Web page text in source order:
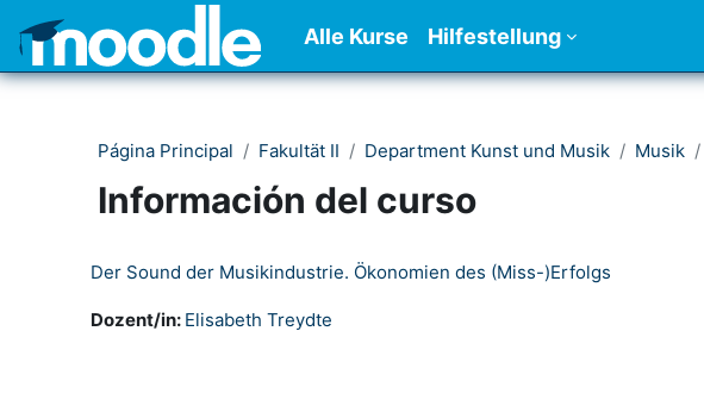
Salta al contenido principal
Alle Kurse Hilfestellung
Página Principal Fakultät II Department Kunst und Musik Musik
Información del curso
Der Sound der Musikindustrie. Ökonomien des (Miss-)Erfolgs
Dozent/in: Elisabeth Treydte